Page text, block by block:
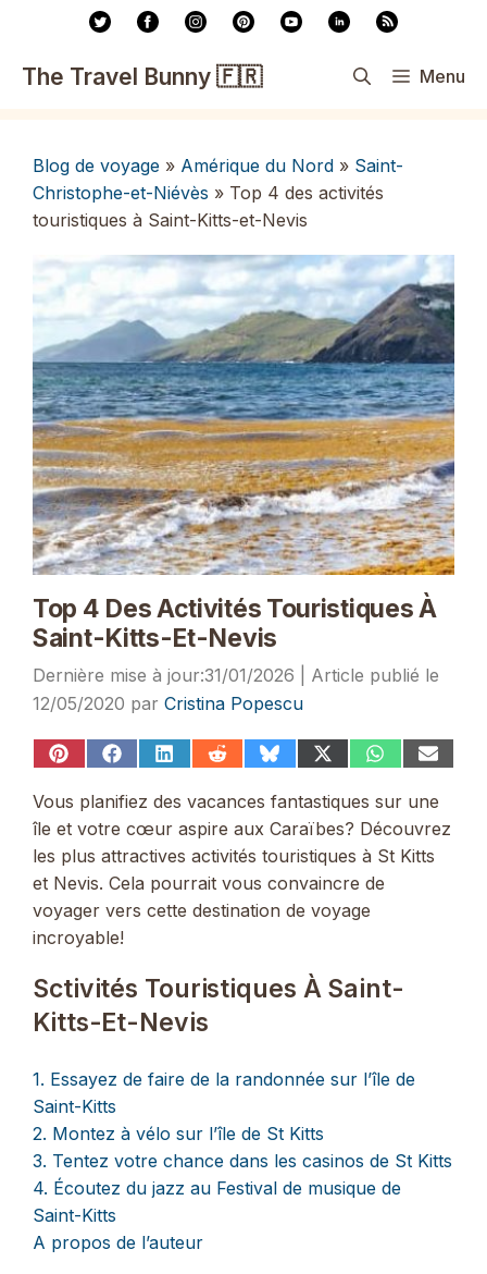
contenu
The Travel Bunny 🇫🇷 Menu
Blog de voyage » Amérique du Nord » Saint-
Christophe-et-Niévès » Top 4 des activités
touristiques à Saint-Kitts-et-Nevis
Top 4 Des Activités Touristiques À
Saint-Kitts-Et-Nevis
31/01/2026
12/05/2020 par Cristina Popescu
Share
Pinterest
Share
Facebook
ShareShare
Reddit
Share
Bluesky
Share
X
(Twitter)
ShareShare
Vous planifiez des vacances fantastiques sur une
île et votre cœur aspire aux Caraïbes? Découvrez
les plus attractives activités touristiques à St Kitts
et Nevis. Cela pourrait vous convaincre de
voyager vers cette destination de voyage
incroyable!
Sctivités Touristiques À Saint-
Kitts-Et-Nevis
1. Essayez de faire de la randonnée sur l’île de
Saint-Kitts
2. Montez à vélo sur l’île de St Kitts
3. Tentez votre chance dans les casinos de St Kitts
4. Écoutez du jazz au Festival de musique de
Saint-Kitts
A propos de l’auteur